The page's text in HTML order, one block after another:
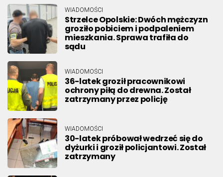
WIADOMOŚCI
Strzelce Opolskie: Dwóch mężczyzn
groziło pobiciem i podpaleniem
mieszkania. Sprawa trafiła do
sądu
WIADOMOŚCI
36-latek groził pracownikowi
ochrony piłą do drewna. Został
zatrzymany przez policję
WIADOMOŚCI
30-latek próbował wedrzeć się do
dyżurki i groził policjantowi. Został
zatrzymany